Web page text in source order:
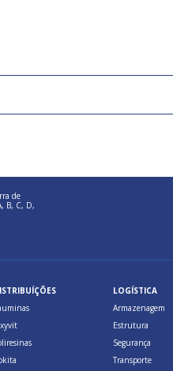
de
B, C, D,
LOGÍSTICA
Armazenagem
Estrutura
Segurança
Transporte